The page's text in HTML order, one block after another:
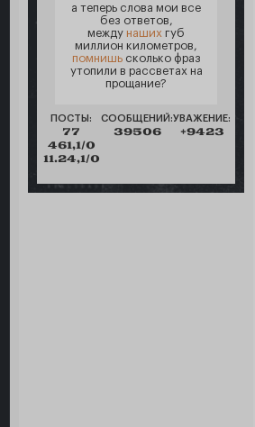
а теперь слова мои все
без ответов,
между наших губ
миллион километров,
помнишьсколько фраз
утопили в рассветах на
прощание?
ПОСТЫ:
77
461,1/0
11.24,1/0
СООБЩЕНИЙ:
39506
УВАЖЕНИЕ:
+9423